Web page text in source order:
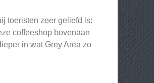
toeristen zeer geliefd is:
coffeeshop bovenaan
in wat Grey Area zo